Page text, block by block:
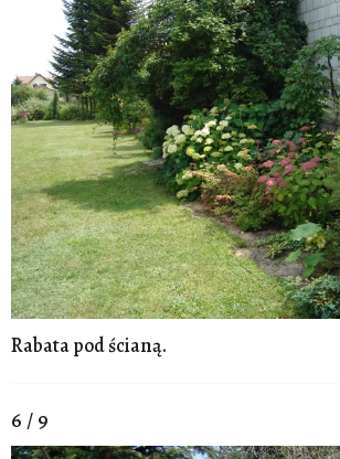
Rabata pod ścianą.
6 / 9